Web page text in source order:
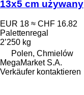
13x5 cm używany
EUR 18 ≈ CHF 16.82
Palettenregal
2’250 kg
Polen, Chmielów
MegaMarket S.A.
Verkäufer kontaktieren